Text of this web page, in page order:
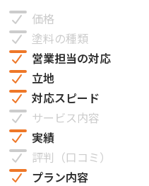
価格
塗料の種類
営業担当の対応
立地
対応スピード
サービス内容
実績
評判（口コミ）
プラン内容